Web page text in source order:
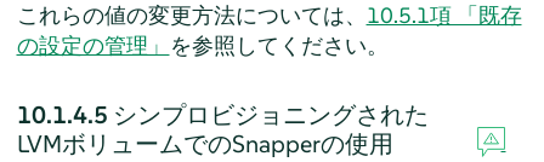
これらの値の変更方法については、 10.5.1項 「既存
の設定の管理」 を参照してください。
10.1.4.5 シンプロビジョニングされた
LVMボリュームでのSnapperの使用